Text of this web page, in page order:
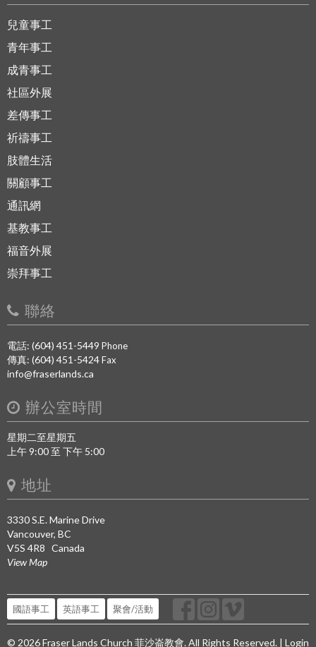
兒童事工
青年事工
成青事工
社區外展
差傳事工
祈禱事工
肢體生活
關顧事工
通訊網
基教事工
福音外展
崇拜事工
聯絡
電話: (604) 451-5449 Phone
傳真: (604) 451-5424Fax
info@fraserlands.ca
辦公室時間
星期二至星期五
上午 9:00 至 下午 5:00
地址
3330 S.E. Marine Drive
Vancouver, BC
V5S 4R8 Canada
View Map
國語事工 英語事工 聚會/活動
© 2026 Fraser Lands Church 菲沙崙教會. All Rights Reserved. | Login